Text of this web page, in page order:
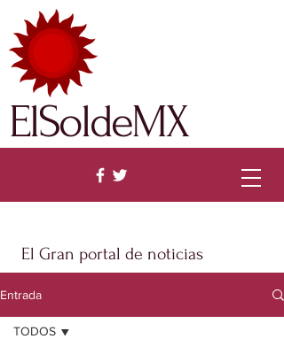
El Gran portal de noticias
ElSoldeMX
Entrada
TODOS